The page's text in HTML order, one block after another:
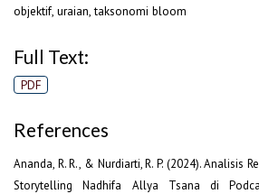
objektif, uraian, taksonomi bloom
Full Text:
PDF
References
Ananda, R. R., & Nurdiarti, R. P. (2024). Analisis
Storytelling Nadhifa Allya Tsana di